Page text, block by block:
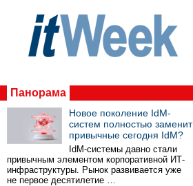
Панорама
Новое поколение IdM-
систем полностью заменит
привычные сегодня IdM?
IdM-системы давно стали
привычным элементом корпоративной ИТ-
инфраструктуры. Рынок развивается уже
не первое десятилетие …